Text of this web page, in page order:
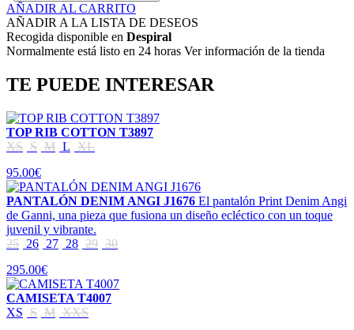
AÑADIR AL CARRITO
AÑADIR A LA LISTA DE DESEOS
Recogida disponible en Despiral
Normalmente está listo en 24 horas Ver información de la tienda
TE PUEDE INTERESAR
TOP RIB COTTON T3897
XS S M L XL
95.00€
PANTALÓN DENIM ANGI J1676 El pantalón Print Denim Angi
de Ganni, una pieza que fusiona un diseño ecléctico con un toque
juvenil y vibrante.
25 26 27 28 29 30
295.00€
CAMISETA T4007
XS S M XXS